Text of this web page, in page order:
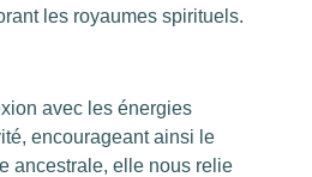
les royaumes spirituels.
avec les énergies
encourageant ainsi le
ancestrale, elle nous relie